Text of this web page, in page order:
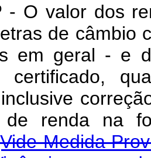
- O valor dos
de câmbio
em geral - e
certificado,
de renda na
Medida